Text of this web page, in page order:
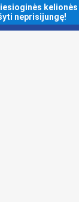
neprisijungę!